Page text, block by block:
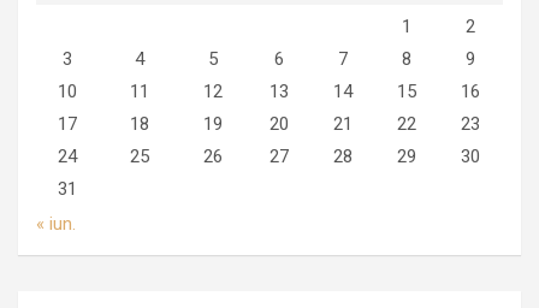
1
2
3
4 5 6 7 8
9
10
11 12 13 14 15
16
17
18 19 20 21 22
23
24
25 26 27 28 29
30
31
« iun.